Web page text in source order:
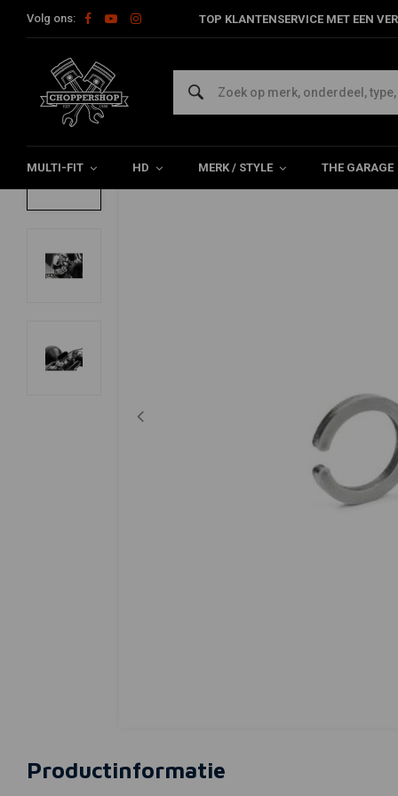
Volg ons: TOP KLANTENSERVICE MET EEN
MULTI-FIT HD MERK / STYLE THE GARAGE
Home The Garage DIY Materiaal Mounting Tabs
Drukknophouder "Pro", incl. drukknop -
0/5 (0 reviews)
Productinformatie